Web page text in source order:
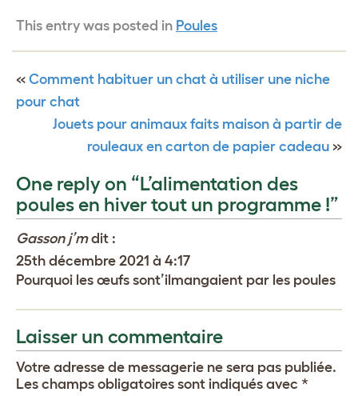
This entry was posted in Poules
« Comment habituer un chat à utiliser une niche
pour chat
Jouets pour animaux faits maison à partir de
rouleaux en carton de papier cadeau »
One reply on “L’alimentation des
poules en hiver tout un programme !”
Gasson j’m dit :
25th décembre 2021 à 4:17
Pourquoi les œufs sont’ilmangaient par les poules
Laisser un commentaire
Votre adresse de messagerie ne sera pas publiée.
Les champs obligatoires sont indiqués avec *